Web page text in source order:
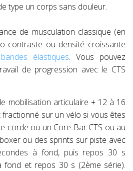
type un corps sans douleur.
de musculation classique (en
contraste ou densité croissante
bandes élastiques. Vous pouvez
de progression avec le CTS
mobilisation articulaire + 12 à 16
sur un vélo si vous êtes
corde ou un Core Bar CTS ou au
ou des sprints sur piste avec
à fond, puis repos 30 s
fond et repos 30 s (2ème série).